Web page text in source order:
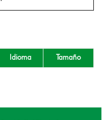
Idioma Tamaño